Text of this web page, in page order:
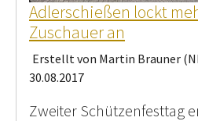
Adlerschießen lockt
Zuschauer an
Erstellt von Martin Brauner
30.08.2017
Zweiter Schützenfesttag